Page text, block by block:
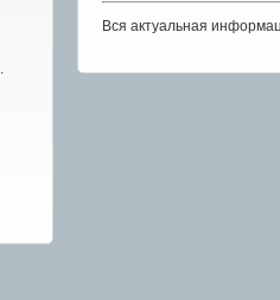
.
Вся актуальная